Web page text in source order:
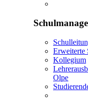
Erweiterte
Kollegium
Olpe